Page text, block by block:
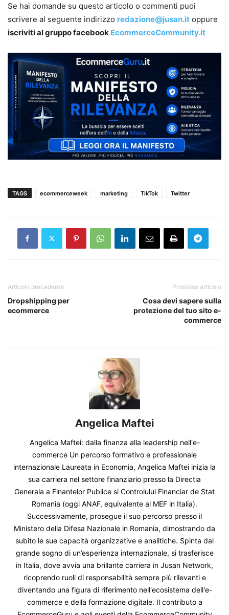
Se hai domande su questo articolo o commenti puoi
scrivere al seguente indirizzo redazione@jusan.it oppure
iscriviti al gruppo facebook EcommerceCommunity.it
TAGS ecommerceweek marketing TikTok Twitter
Articolo precedente
Dropshipping per
ecommerce
Prossimo articolo
Cosa devi sapere sulla
protezione del tuo sito e-
commerce
Angelica Maftei
Angelica Maftei: dalla finanza alla leadership nell'e-
commerce Un percorso formativo e professionale
internazionale Laureata in Economia, Angelica Maftei inizia la
sua carriera nel settore finanziario presso la Directia
Generala a Finantelor Publice si Controlului Financiar de Stat
Romania (oggi ANAF, equivalente al MEF in Italia).
Successivamente, prosegue il suo percorso presso il
Ministero della Difesa Nazionale in Romania, dimostrando da
subito le sue capacità organizzative e analitiche. Spinta dal
grande sogno di un’esperienza internazionale, si trasferisce
in Italia, dove avvia una brillante carriera in Jusan Network,
ricoprendo ruoli di responsabilità sempre più rilevanti e
diventando una figura di riferimento nell'ecosistema dell'e-
commerce e della formazione digitale. Il contributo a